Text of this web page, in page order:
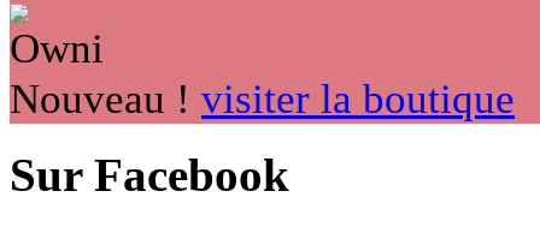
Nouveau ! visiter la boutique
Sur Facebook